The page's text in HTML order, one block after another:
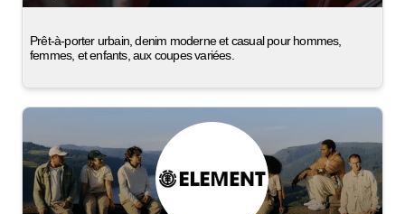
Prêt-à-porter urbain, denim moderne et casual pour hommes,
femmes, et enfants, aux coupes variées.